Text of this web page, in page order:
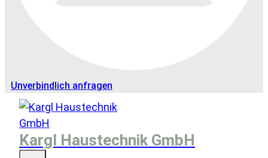
Unverbindlich anfragen
Kargl Haustechnik GmbH